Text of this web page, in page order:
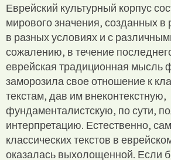
Еврейский культурный корпус
мирового значения, созданных
в разных условиях и с
сожалению, в течение
еврейская традиционная мысль
заморозила свое отношение к
текстам, дав им внеконтекстную,
фундаменталистскую, по сути,
интерпретацию. Естественно,
классических текстов в
оказалась выхолощенной. Если